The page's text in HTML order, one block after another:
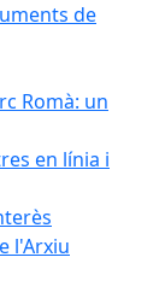
de
Romà: un
en línia i
l'Arxiu